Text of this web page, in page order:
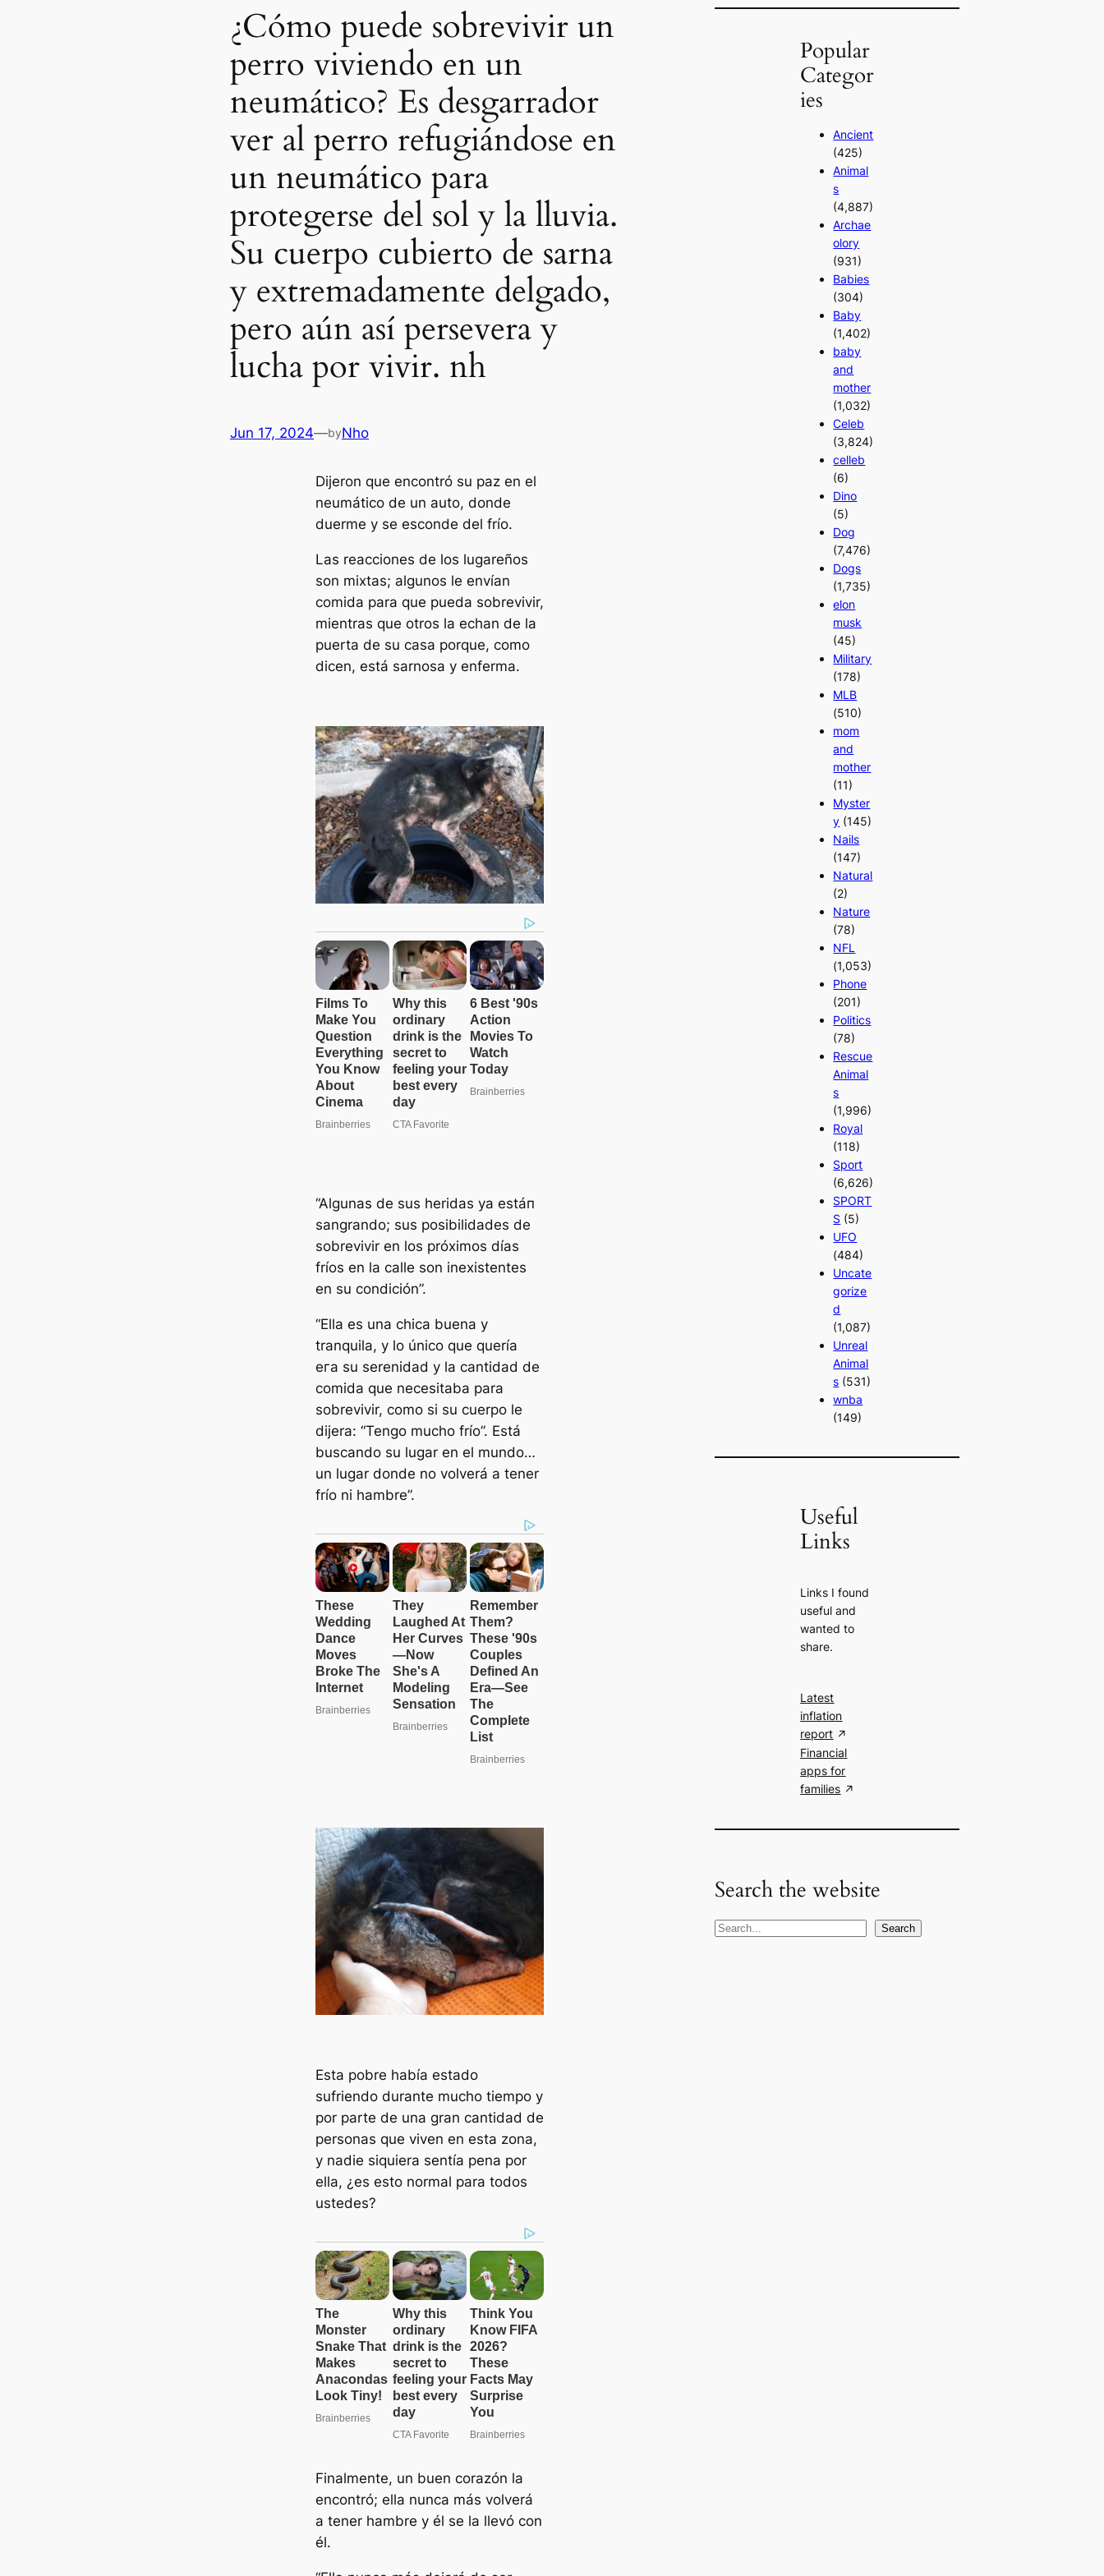
¿Cómo puede sobrevivir un
perro viviendo en un
neumático? Es desgarrador
ver al perro refugiándose en
un neumático para
protegerse del sol y la lluvia.
Su cuerpo cubierto de sarna
y extremadamente delgado,
pero aún así persevera y
lucha por vivir. nh
Jun 17, 2024—byNho
Dijeron que encontró su paz en el
neumático de un auto, donde
duerme y se esconde del frío.
Las reacciones de los lugareños
son mixtas; algunos le envían
comida para que pueda sobrevivir,
mientras que otros la echan de la
puerta de su casa porque, como
dicen, está sarnosa y enferma.
“Algunas de sus heridas ya estáп
sangrando; sus posibilidades de
sobrevivir en los próximos días
fríos en la calle son inexistentes
en su condición”.
“Ella es una chica buena y
tranquila, y lo único que quería
eга su serenidad y la cantidad de
comida que necesitaba para
sobrevivir, como si su cuerpo le
dijera: “Tengo mucho frío”. Está
buscando su lugar en el mundo…
un lugar donde no volverá a tener
frío ni hambre”.
Esta pobre había estado
sufriendo durante mucho tiempo y
por parte de una gran cantidad de
personas que viven en esta zona,
y nadie siquiera sentía pena por
ella, ¿es esto normal para todos
ustedes?
Finalmente, un buen corazón la
encontró; ella nunca más volverá
a tener hambre y él se la llevó con
él.
Popular
Categor
ies
Ancient
(425)
Animal
s
(4,887)
Archae
olory
(931)
Babies
(304)
Baby
(1,402)
baby
and
mother
(1,032)
Celeb
(3,824)
celleb
(6)
Dino
(5)
Dog
(7,476)
Dogs
(1,735)
elon
musk
(45)
Military
(178)
MLB
(510)
mom
and
mother
(11)
Myster
y (145)
Nails
(147)
Natural
(2)
Nature
(78)
NFL
(1,053)
Phone
(201)
Politics
(78)
Rescue
Animal
s
(1,996)
Royal
(118)
Sport
(6,626)
SPORT
S (5)
UFO
(484)
Uncate
gorize
d
(1,087)
Unreal
Animal
s (531)
wnba
(149)
Useful
Links
Links I found
useful and
wanted to
share.
Latest
inflation
report
Financial
apps for
families
Search the website
S
Search